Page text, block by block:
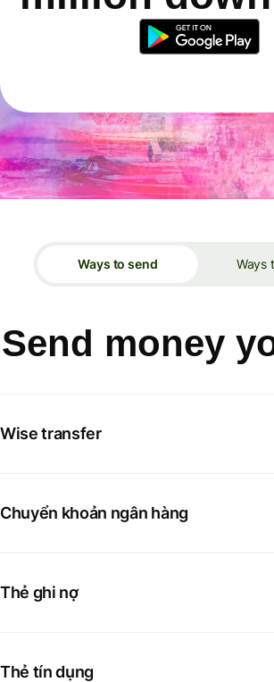
Ways to send Ways
Send money
Wise transfer
Chuyển khoản ngân hàng
Thẻ ghi nợ
Thẻ tín dụng